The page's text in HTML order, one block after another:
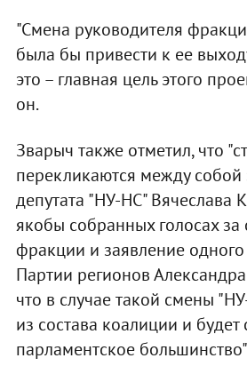
"Смена руководителя
была бы привести к ее
это – главная цель этого
он.
Зварыч также отметил, что
перекликаются между собой
депутата "НУ-НС" Вячеслава
якобы собранных голосах за
фракции и заявление
Партии регионов
что в случае такой смены
из состава коалиции и
парламентское